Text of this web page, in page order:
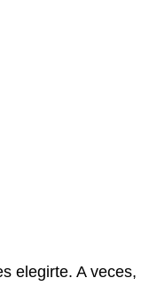
elegirte. A veces,